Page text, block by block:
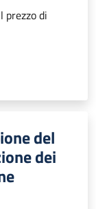
prezzo di
del
dei